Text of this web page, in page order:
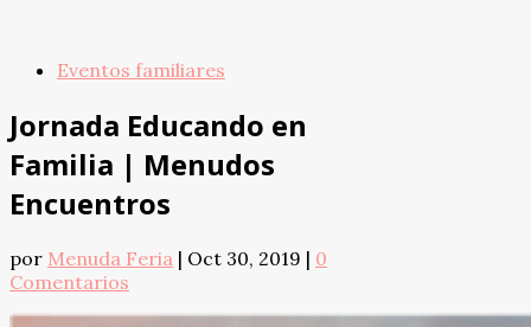
Eventos familiares
Jornada Educando en
Familia | Menudos
Encuentros
por Menuda Feria | Oct 30, 2019 | 0
Comentarios